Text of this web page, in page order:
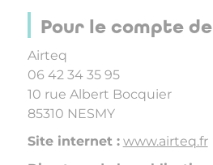
Pour le compte de
Airteq
06 42 34 35 95
10 rue Albert Bocquier
85310 NESMY
Site internet : www.airteq.fr